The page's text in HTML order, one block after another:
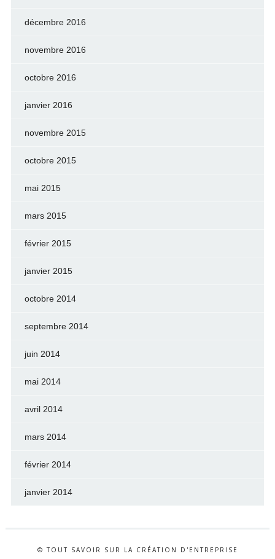
décembre 2016
novembre 2016
octobre 2016
janvier 2016
novembre 2015
octobre 2015
mai 2015
mars 2015
février 2015
janvier 2015
octobre 2014
septembre 2014
juin 2014
mai 2014
avril 2014
mars 2014
février 2014
janvier 2014
© TOUT SAVOIR SUR LA CRÉATION D'ENTREPRISE